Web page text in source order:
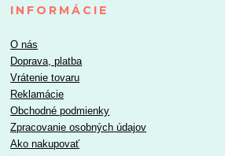
INFORMÁCIE
O nás
Doprava, platba
Vrátenie tovaru
Reklamácie
Obchodné podmienky
Zpracovanie osobných údajov
Ako nakupovať